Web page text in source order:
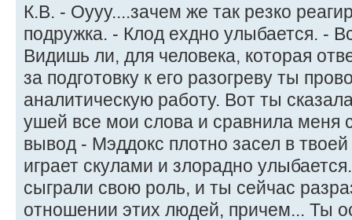
К.В. - Оууу....зачем же так резко
подружка. - Клод ехдно улыбается. -
Видишь ли, для человека, которая
за подготовку к его разогреву ты
аналитическую работу. Вот ты
ушей все мои слова и сравнила меня
вывод - Мэддокс плотно засел в
играет скулами и злорадно
сыграли свою роль, и ты сейчас
отношении этих людей, причем... Ты